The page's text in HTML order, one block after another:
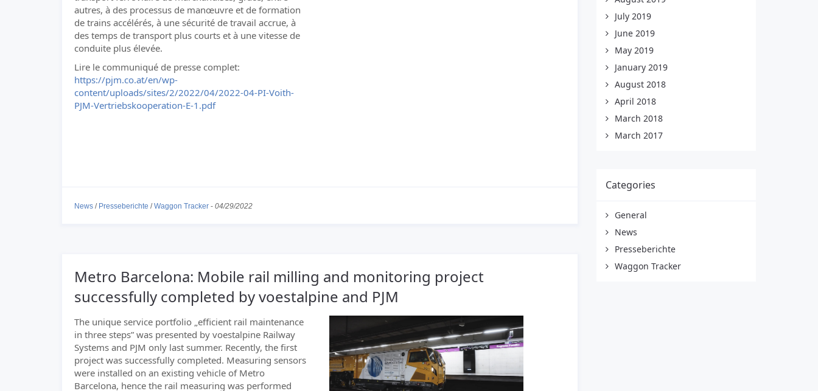
autres, à des processus de manœuvre et de formation
de trains accélérés, à une sécurité de travail accrue, à
des temps de transport plus courts et à une vitesse de
conduite plus élevée.
Lire le communiqué de presse complet:
https://pjm.co.at/en/wp-
content/uploads/sites/2/2022/04/2022-04-PI-Voith-
PJM-Vertriebskooperation-E-1.pdf
News / Presseberichte /Waggon Tracker - 04/29/2022
Metro Barcelona: Mobile rail milling and monitoring project
successfully completed by voestalpine and PJM
The unique service portfolio „efficient rail maintenance
in three steps” was presented by voestalpine Railway
Systems and PJM only last summer. Recently, the first
project was successfully completed. Measuring sensors
were installed on an existing vehicle of Metro
Barcelona, hence the rail measuring was performed
July 2019
June 2019
May 2019
January 2019
August 2018
April 2018
March 2018
March 2017
Categories
General
News
Presseberichte
Waggon Tracker